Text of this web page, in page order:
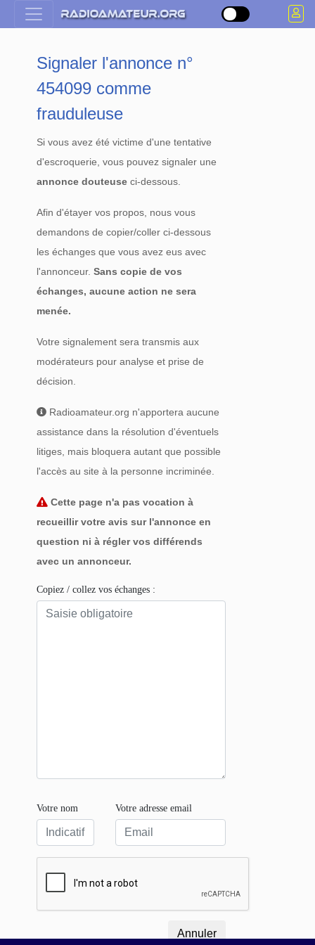
Signaler l'annonce n°
454099 comme
frauduleuse
Si vous avez été victime d'une tentative
d'escroquerie, vous pouvez signaler une
annonce douteuse ci-dessous.
Afin d'étayer vos propos, nous vous
demandons de copier/coller ci-dessous
les échanges que vous avez eus avec
l'annonceur.Sans copie de vos
échanges, aucune action ne sera
menée.
Votre signalement sera transmis aux
modérateurs pour analyse et prise de
décision.
Radioamateur.org n'apportera aucune
assistance dans la résolution d'éventuels
litiges, mais bloquera autant que possible
l'accès au site à la personne incriminée.
Cette page n'a pas vocation à
recueillir votre avis sur l'annonce en
question ni à régler vos différends
avec un annonceur.
Copiez / collez vos échanges :
Votre nom Votre adresse email